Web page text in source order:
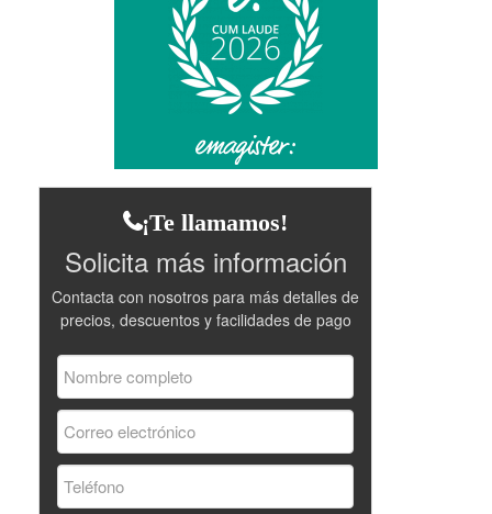
¡Te llamamos!
Solicita más información
Contacta con nosotros para más detalles de
precios, descuentos y facilidades de pago